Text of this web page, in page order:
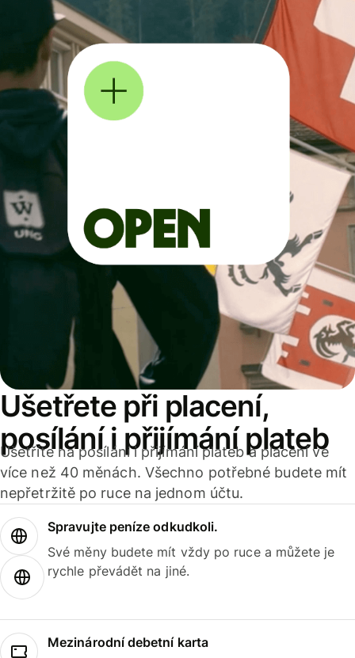
Ušetřete při placení,
posílání i přijímání plateb
Ušetříte na posílání i přijímání plateb a placení ve
více než 40 měnách. Všechno potřebné budete mít
nepřetržitě po ruce na jednom účtu.
Spravujte peníze odkudkoli.
Své měny budete mít vždy po ruce a můžete je
rychle převádět na jiné.
Mezinárodní debetní karta